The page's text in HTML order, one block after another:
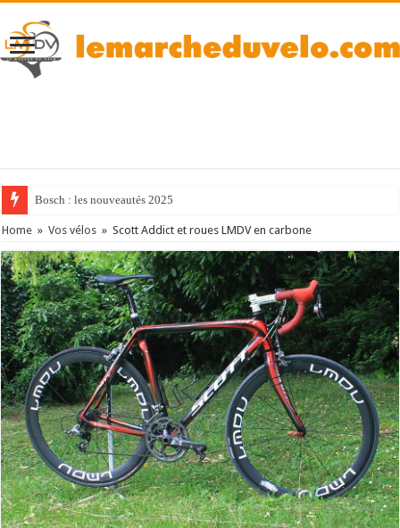
Bosch : les nouveautés 2025
Home » Vos vélos » Scott Addict et roues LMDV en carbone